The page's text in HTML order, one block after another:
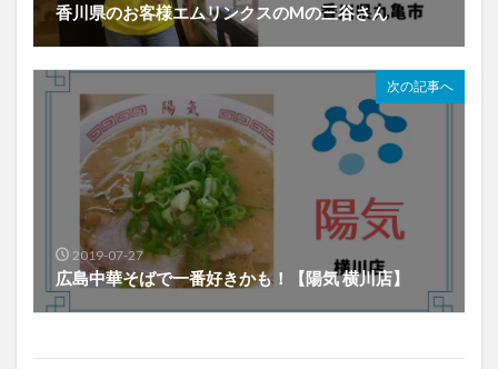
香川県のお客様エムリンクスのMの三谷さん
次の記事へ
2019-07-27
広島中華そばで一番好きかも！【陽気 横川店】